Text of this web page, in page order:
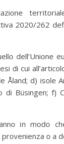
2020/262
dell’Unione
di cui
Åland; d) isole
Büsingen; f)
in modo
o a